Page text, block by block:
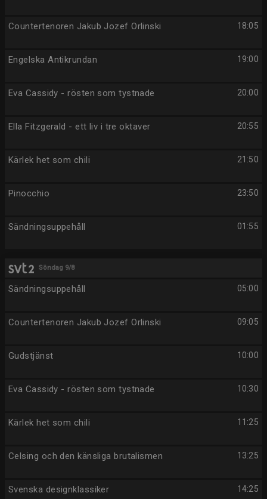
18:05
Countertenoren Jakub Jozef Orlinski
19:00
Engelska Antikrundan
20:00
Eva Cassidy - rösten som tystnade
20:55
Ella Fitzgerald - ett liv i tre oktaver
21:50
Kärlek het som chili
23:50
Pinocchio
01:55
Sändningsuppehåll
Söndag 9/8
05:00
Sändningsuppehåll
09:05
Countertenoren Jakub Jozef Orlinski
10:00
Gudstjänst
10:30
Eva Cassidy - rösten som tystnade
11:25
Kärlek het som chili
13:25
Celsing och den känsliga brutalismen
14:25
Svenska designklassiker